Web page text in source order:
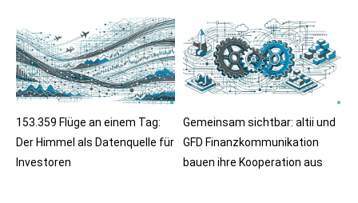
153.359 Flüge an einem Tag:
Der Himmel als Datenquelle für
Investoren
Gemeinsam sichtbar: altii und
GFD Finanzkommunikation
bauen ihre Kooperation aus